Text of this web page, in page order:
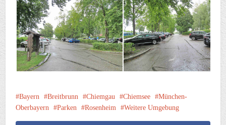
Bayern Breitbrunn Chiemgau Chiemsee
München-
Oberbayern
Parken Rosenheim Weitere Umgebung